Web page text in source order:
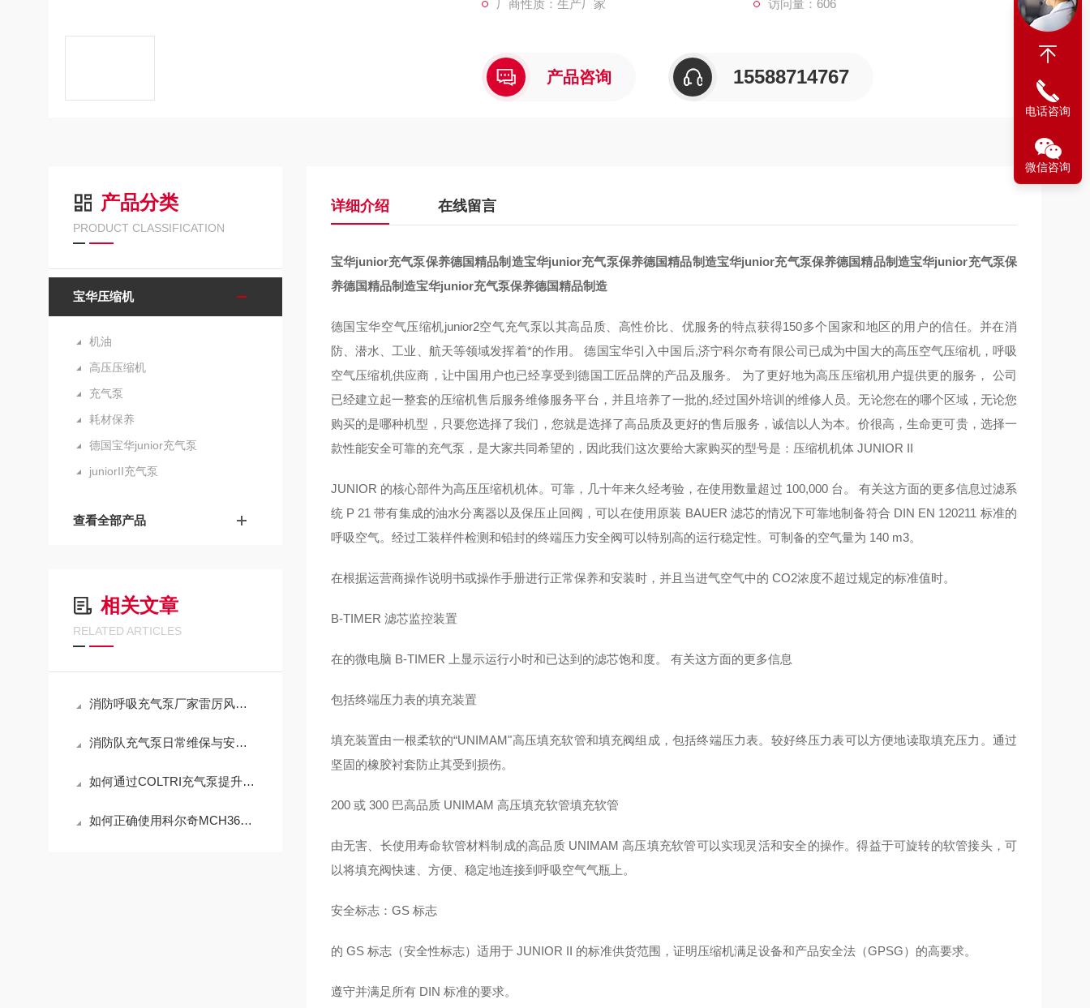
厂商性质：生产厂家 访问量：606
产品咨询 15588714767
产品分类
PRODUCT CLASSIFICATION
宝华压缩机
机油
高压压缩机
充气泵
耗材保养
德国宝华junior充气泵
juniorII充气泵
查看全部产品
相关文章
RELATED ARTICLES
消防呼吸充气泵厂家雷厉风行闪现：呼吸器充气泵维保机构
消防队充气泵日常维保与安全操作全攻略
如何通过COLTRI充气泵提升气密性检测效率？
如何正确使用科尔奇MCH36充气泵来确保安全
详细介绍 在线留言
宝华junior充气泵保养德国精品制造宝华junior充气泵保养德国精品制造宝华junior充气泵保养德国精品制造宝华junior充气泵保
养德国精品制造宝华junior充气泵保养德国精品制造
德国宝华空气压缩机junior2空气充气泵以其高品质、高性价比、优服务的特点获得150多个国家和地区的用户的信任。并在消
防、潜水、工业、航天等领域发挥着*的作用。 德国宝华引入中国后,济宁科尔奇有限公司已成为中国大的高压空气压缩机，呼吸
空气压缩机供应商，让中国用户也已经享受到德国工匠品牌的产品及服务。 为了更好地为高压压缩机用户提供更的服务， 公司
已经建立起一整套的压缩机售后服务维修服务平台，并且培养了一批的,经过国外培训的维修人员。无论您在的哪个区域，无论您
购买的是哪种机型，只要您选择了我们，您就是选择了高品质及更好的售后服务，诚信以人为本。价很高，生命更可贵，选择一
款性能安全可靠的充气泵，是大家共同希望的，因此我们这次要给大家购买的型号是：压缩机机体 JUNIOR II
JUNIOR 的核心部件为高压压缩机机体。可靠，几十年来久经考验，在使用数量超过 100,000 台。 有关这方面的更多信息过滤系
统 P 21 带有集成的油水分离器以及保压止回阀，可以在使用原装 BAUER 滤芯的情况下可靠地制备符合 DIN EN 120211 标准的
呼吸空气。经过工装样件检测和铅封的终端压力安全阀可以特别高的运行稳定性。可制备的空气量为 140 m3。
在根据运营商操作说明书或操作手册进行正常保养和安装时，并且当进气空气中的 CO2浓度不超过规定的标准值时。
B-TIMER 滤芯监控装置
在的微电脑 B-TIMER 上显示运行小时和已达到的滤芯饱和度。 有关这方面的更多信息
包括终端压力表的填充装置
填充装置由一根柔软的“UNIMAM"高压填充软管和填充阀组成，包括终端压力表。较好终压力表可以方便地读取填充压力。通过
坚固的橡胶衬套防止其受到损伤。
200 或 300 巴高品质 UNIMAM 高压填充软管填充软管
由无害、长使用寿命软管材料制成的高品质 UNIMAM 高压填充软管可以实现灵活和安全的操作。得益于可旋转的软管接头，可
以将填充阀快速、方便、稳定地连接到呼吸空气气瓶上。
安全标志：GS 标志
的 GS 标志（安全性标志）适用于 JUNIOR II 的标准供货范围，证明压缩机满足设备和产品安全法（GPSG）的高要求。
遵守并满足所有 DIN 标准的要求。
电话咨询
微信咨询